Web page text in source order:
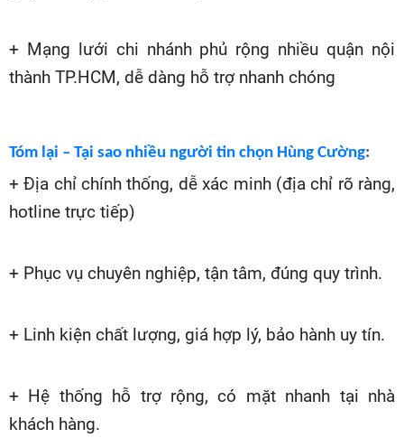
+ Mạng lưới chi nhánh phủ rộng nhiều quận nội
thành TP.HCM, dễ dàng hỗ trợ nhanh chóng
Tóm lại – Tại sao nhiều người tin chọn Hùng Cường:
+ Địa chỉ chính thống, dễ xác minh (địa chỉ rõ ràng,
hotline trực tiếp)
+ Phục vụ chuyên nghiệp, tận tâm, đúng quy trình.
+ Linh kiện chất lượng, giá hợp lý, bảo hành uy tín.
+ Hệ thống hỗ trợ rộng, có mặt nhanh tại nhà
khách hàng.